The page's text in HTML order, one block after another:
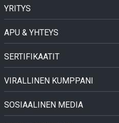
YRITYS
APU & YHTEYS
SERTIFIKAATIT
VIRALLINEN KUMPPANI
SOSIAALINEN MEDIA